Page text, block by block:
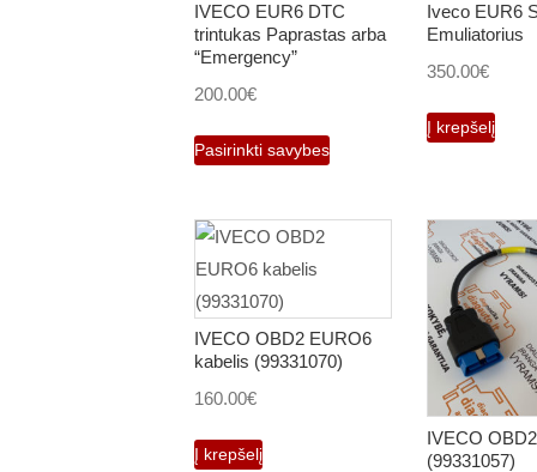
IVECO EUR6 DTC
trintukas Paprastas arba
“Emergency”
200.00€
Pasirinkti savybes
This
product
options
may
Iveco EUR6
Emuliatorius
350.00€
Į krepšelį
IVECO OBD2 EURO6
kabelis (99331070)
160.00€
Į krepšelį
IVECO
(99331057)